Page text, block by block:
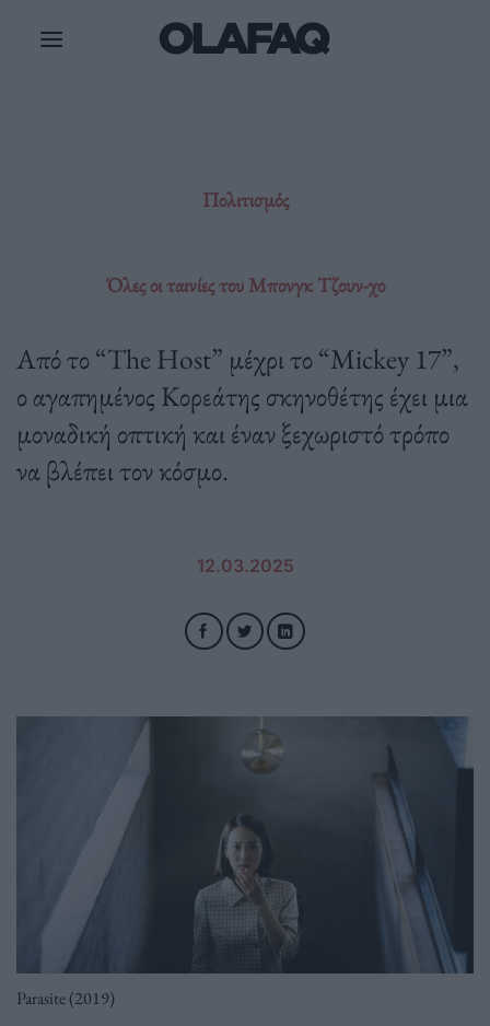
Πολιτισμός
Όλες οι ταινίες του Μπονγκ Τζουν-χο
Από το “The Host” μέχρι το “Mickey 17”,
ο αγαπημένος Κορεάτης σκηνοθέτης έχει μια
μοναδική οπτική και έναν ξεχωριστό τρόπο
να βλέπει τον κόσμο.
12.03.2025
Parasite (2019)